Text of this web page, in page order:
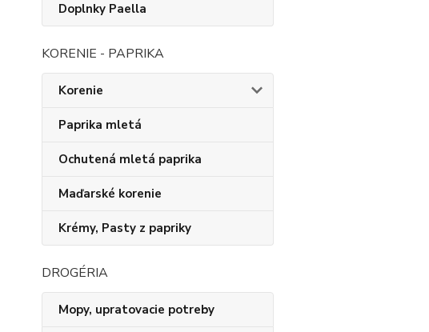
Doplnky Paella
KORENIE - PAPRIKA
Korenie
Paprika mletá
Ochutená mletá paprika
Maďarské korenie
Krémy, Pasty z papriky
DROGÉRIA
Mopy, upratovacie potreby